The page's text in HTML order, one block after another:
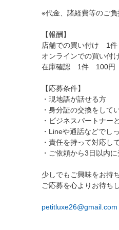
※代金、諸経費等のご負
【報酬】
店舗での買い付け 1
オンラインでの買い
在庫確認 1件 100円
【応募条件】
・現地語が話せる方
・身分証の交換をして
・ビジネスパートナー
・Lineや通話などでし
・責任を持って対応し
・ご依頼から3日以内
少しでもご興味をお持
ご応募を心よりお待ち
petitluxe26@gmail.com